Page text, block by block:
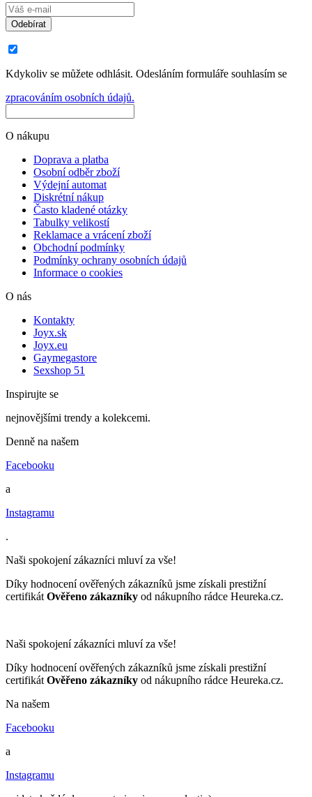
Odebírat
Kdykoliv se můžete odhlásit. Odesláním formuláře souhlasím se
zpracováním osobních údajů.
O nákupu
Doprava a platba
Osobní odběr zboží
Výdejní automat
Diskrétní nákup
Často kladené otázky
Tabulky velikostí
Reklamace a vrácení zboží
Obchodní podmínky
Podmínky ochrany osobních údajů
Informace o cookies
O nás
Kontakty
Joyx.sk
Joyx.eu
Gaymegastore
Sexshop 51
Inspirujte se
nejnovějšími trendy a kolekcemi.
Denně na našem
Facebooku
a
Instagramu
.
Naši spokojení zákazníci mluví za vše!
Díky hodnocení ověřených zákazníků jsme získali prestižní
certifikát Ověřeno zákazníky od nákupního rádce Heureka.cz.
Naši spokojení zákazníci mluví za vše!
Díky hodnocení ověřených zákazníků jsme získali prestižní
certifikát Ověřeno zákazníky od nákupního rádce Heureka.cz.
Na našem
Facebooku
a
Instagramu